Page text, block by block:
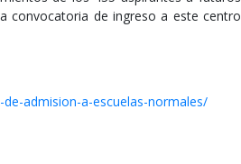
convocatoria de ingreso a este centro
admision-a-escuelas-normales/